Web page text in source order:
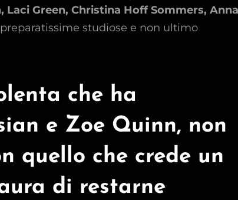
Laci Green, Christina Hoff Sommers, Anna
studiose e non ultimo
che ha
e Zoe Quinn, non
quello che crede un
di restarne